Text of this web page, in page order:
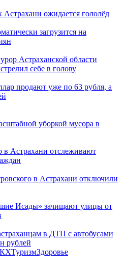
ожидается гололёд
загрузится на
Астраханской области
себе в голову
продают уже по 63 рубля, а
уборкой мусора в
в Астрахани отслеживают
в Астрахани отключили
Исады» зачищают улицы от
в ДТП с автобусами
рублей
ТуризмЗдоровье